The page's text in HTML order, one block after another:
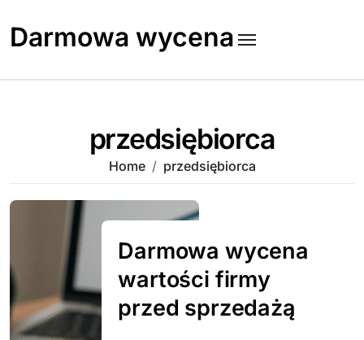
content
Darmowa wycena
przedsiębiorca
Home przedsiębiorca
Darmowa wycena
wartości firmy
przed sprzedażą